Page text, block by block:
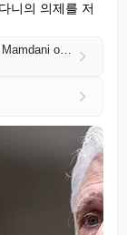
니의 의제를 저
NY governor hopeful vows showdown with Mamdani over socialist agenda: ‘I will stop him’